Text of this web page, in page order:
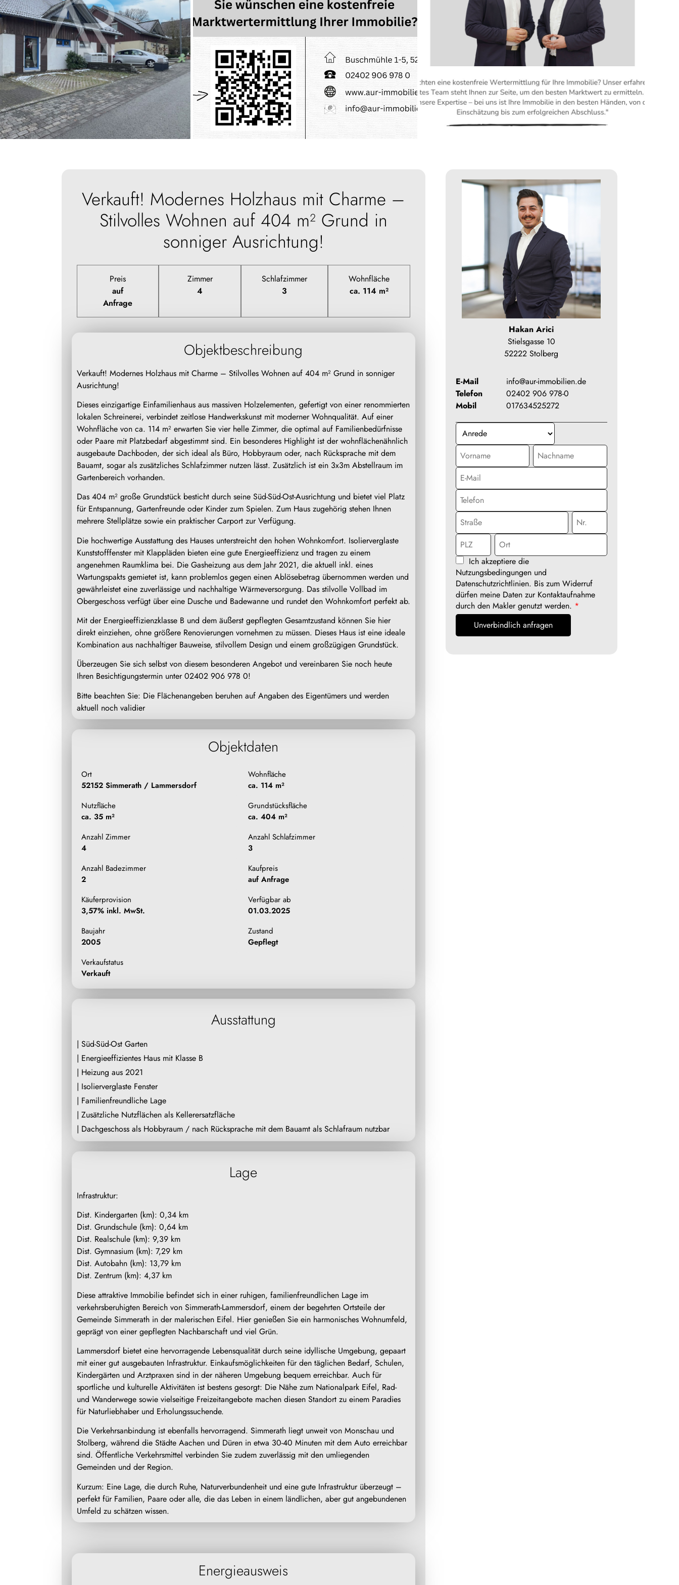
Verkauft! Modernes Holzhaus mit Charme –
Stilvolles Wohnen auf 404 m² Grund in
sonniger Ausrichtung!
Preis
auf
Anfrage
Zimmer
4
Schlafzimmer
3
Wohnfläche
ca. 114 m²
Objektbeschreibung
Verkauft! Modernes Holzhaus mit Charme – Stilvolles Wohnen auf 404 m² Grund in sonniger
Ausrichtung!
Dieses einzigartige Einfamilienhaus aus massiven Holzelementen, gefertigt von einer renommierten
lokalen Schreinerei, verbindet zeitlose Handwerkskunst mit moderner Wohnqualität. Auf einer
Wohnfläche von ca. 114 m² erwarten Sie vier helle Zimmer, die optimal auf Familienbedürfnisse
oder Paare mit Platzbedarf abgestimmt sind. Ein besonderes Highlight ist der wohnflächenähnlich
ausgebaute Dachboden, der sich ideal als Büro, Hobbyraum oder, nach Rücksprache mit dem
Bauamt, sogar als zusätzliches Schlafzimmer nutzen lässt. Zusätzlich ist ein 3x3m Abstellraum im
Gartenbereich vorhanden.
Das 404 m² große Grundstück besticht durch seine Süd-Süd-Ost-Ausrichtung und bietet viel Platz
für Entspannung, Gartenfreunde oder Kinder zum Spielen. Zum Haus zugehörig stehen Ihnen
mehrere Stellplätze sowie ein praktischer Carport zur Verfügung.
Die hochwertige Ausstattung des Hauses unterstreicht den hohen Wohnkomfort. Isolierverglaste
Kunststofffenster mit Klappläden bieten eine gute Energieeffizienz und tragen zu einem
angenehmen Raumklima bei. Die Gasheizung aus dem Jahr 2021, die aktuell inkl. eines
Wartungspakts gemietet ist, kann problemlos gegen einen Ablösebetrag übernommen werden und
gewährleistet eine zuverlässige und nachhaltige Wärmeversorgung. Das stilvolle Vollbad im
Obergeschoss verfügt über eine Dusche und Badewanne und rundet den Wohnkomfort perfekt ab.
Mit der Energieeffizienzklasse B und dem äußerst gepflegten Gesamtzustand können Sie hier
direkt einziehen, ohne größere Renovierungen vornehmen zu müssen. Dieses Haus ist eine ideale
Kombination aus nachhaltiger Bauweise, stilvollem Design und einem großzügigen Grundstück.
Überzeugen Sie sich selbst von diesem besonderen Angebot und vereinbaren Sie noch heute
Ihren Besichtigungstermin unter 02402 906 978 0!
Bitte beachten Sie: Die Flächenangeben beruhen auf Angaben des Eigentümers und werden
aktuell noch validier
Objektdaten
Ort
52152 Simmerath / Lammersdorf
Wohnfläche
ca. 114 m²
Nutzfläche
ca. 35 m²
Grundstücksfläche
ca. 404 m²
Anzahl Zimmer
4
Anzahl Schlafzimmer
3
Anzahl Badezimmer
2
Kaufpreis
auf Anfrage
Käuferprovision
3,57% inkl. MwSt.
Verfügbar ab
01.03.2025
Baujahr
2005
Zustand
Gepflegt
Verkaufstatus
Verkauft
Ausstattung
| Süd-Süd-Ost Garten
| Energieeffizientes Haus mit Klasse B
| Heizung aus 2021
| Isolierverglaste Fenster
| Familienfreundliche Lage
| Zusätzliche Nutzflächen als Kellerersatzfläche
| Dachgeschoss als Hobbyraum / nach Rücksprache mit dem Bauamt als Schlafraum nutzbar
Lage
Infrastruktur:
Dist. Kindergarten (km): 0,34 km
Dist. Grundschule (km): 0,64 km
Dist. Realschule (km): 9,39 km
Dist. Gymnasium (km): 7,29 km
Dist. Autobahn (km): 13,79 km
Dist. Zentrum (km): 4,37 km
Diese attraktive Immobilie befindet sich in einer ruhigen, familienfreundlichen Lage im
verkehrsberuhigten Bereich von Simmerath-Lammersdorf, einem der begehrten Ortsteile der
Gemeinde Simmerath in der malerischen Eifel. Hier genießen Sie ein harmonisches Wohnumfeld,
geprägt von einer gepflegten Nachbarschaft und viel Grün.
Lammersdorf bietet eine hervorragende Lebensqualität durch seine idyllische Umgebung, gepaart
mit einer gut ausgebauten Infrastruktur. Einkaufsmöglichkeiten für den täglichen Bedarf, Schulen,
Kindergärten und Arztpraxen sind in der näheren Umgebung bequem erreichbar. Auch für
sportliche und kulturelle Aktivitäten ist bestens gesorgt: Die Nähe zum Nationalpark Eifel, Rad-
und Wanderwege sowie vielseitige Freizeitangebote machen diesen Standort zu einem Paradies
für Naturliebhaber und Erholungssuchende.
Die Verkehrsanbindung ist ebenfalls hervorragend. Simmerath liegt unweit von Monschau und
Stolberg, während die Städte Aachen und Düren in etwa 30-40 Minuten mit dem Auto erreichbar
sind. Öffentliche Verkehrsmittel verbinden Sie zudem zuverlässig mit den umliegenden
Gemeinden und der Region.
Kurzum: Eine Lage, die durch Ruhe, Naturverbundenheit und eine gute Infrastruktur überzeugt –
perfekt für Familien, Paare oder alle, die das Leben in einem ländlichen, aber gut angebundenen
Umfeld zu schätzen wissen.
Energieausweis
Hakan Arici
Stielsgasse 10
52222 Stolberg
E-Mail
info@aur-immobilien.de
Telefon
02402 906 978-0
Mobil
017634525272
Ich akzeptiere die
Nutzungsbedingungen und
Datenschutzrichtlinien. Bis zum Widerruf
dürfen meine Daten zur Kontaktaufnahme
durch den Makler genutzt werden. *
Unverbindlich anfragen